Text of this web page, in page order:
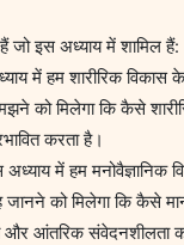
जो इस अध्याय में शामिल हैं:
में हम शारीरिक
को मिलेगा कि कैसे
करता है।
अध्याय में हम मनोवैज्ञानिक
को मिलेगा कि कैसे
और आंतरिक संवेदनशीलता